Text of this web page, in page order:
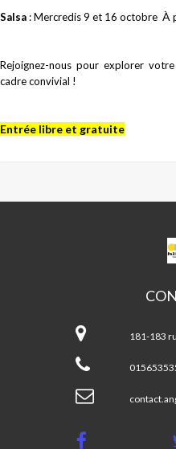
Salsa : Mercredis 9 et 16 octobre À
Rejoignez-nous pour explorer
cadre convivial !
Entrée libre et gratuite
Angel
Parra
181-183